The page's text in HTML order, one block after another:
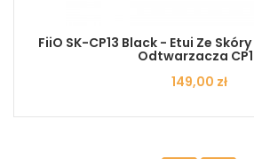
FiiO SK-CP13 Black - Etui Ze
Odtwarzacza
Cena
149,00 zł